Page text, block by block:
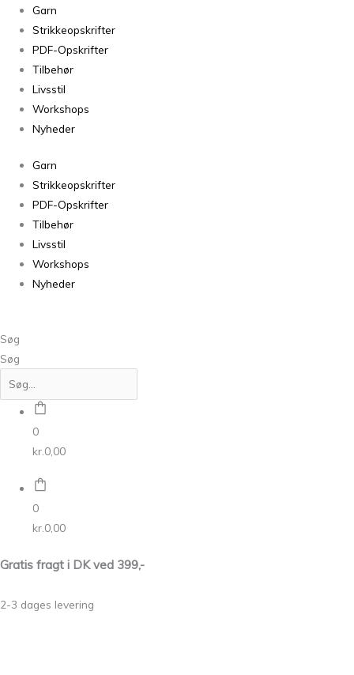
Garn
Strikkeopskrifter
PDF-Opskrifter
Tilbehør
Livsstil
Workshops
Nyheder
Garn
Strikkeopskrifter
PDF-Opskrifter
Tilbehør
Livsstil
Workshops
Nyheder
Søg
Søg
0
kr. 0,00
0
kr. 0,00
Gratis fragt i DK ved 399,-
2-3 dages levering